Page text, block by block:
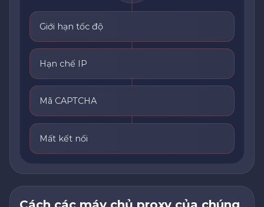
Giới hạn tốc độ
Hạn chế IP
Mã CAPTCHA
Mất kết nối